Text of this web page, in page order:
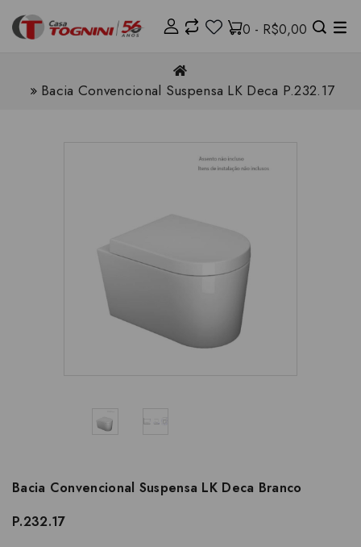
0 - R$0,00
Bacia Convencional Suspensa LK Deca P.232.17
Bacia Convencional Suspensa LK Deca Branco
P.232.17